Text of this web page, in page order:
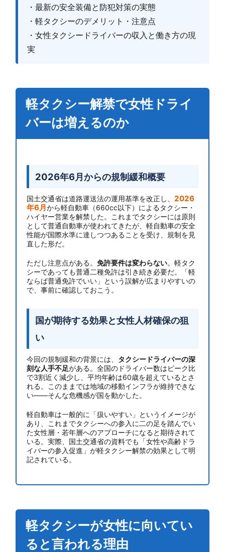
・最新の安全装備と防犯対策の実態
・軽タクシーのデメリット・注意点
・女性タクシードライバーの収入と働き方の現
実
軽タクシー解禁で女性ドライ
バーは増えるのか
2026年6月からの規制緩和概要
国土交通省は道路運送法の運用基準を改正し、 2026
年6月から軽自動車（660cc以下）によるタクシー・
ハイヤー営業を解禁した。これまでタクシーには原則
として普通自動車が使われてきたが、軽自動車の安全
性能が国際水準に達しつつあることを受け、規制を見
直した形だ。
ただし注意点がある。 免許要件は変わらない。軽タク
シーであっても普通二種免許は引き続き必要だ。「軽
ならば普通免許でいい」という誤解が広まりやすいの
で、事前に確認しておこう。
国が期待する効果と女性人材確保の狙
い
今回の規制緩和の背景には、 タクシードライバーの深
刻な人手不足がある。全国のドライバー数はピーク比
で3割近く減少し、平均年齢は60歳を超えているとさ
れる。このままでは地域の移動インフラが維持できな
い——そんな危機感が国を動かした。
軽自動車は一般的に「扱いやすい」というイメージが
あり、これまでタクシーへの参入に二の足を踏んでい
た女性層・若年層へのアプローチになると期待されて
いる。実際、国土交通省の資料でも「女性や高齢ドラ
イバーの参入促進」が軽タクシー解禁の効果として明
記されている。
軽タクシーが女性に向いてい
ると言われる理由